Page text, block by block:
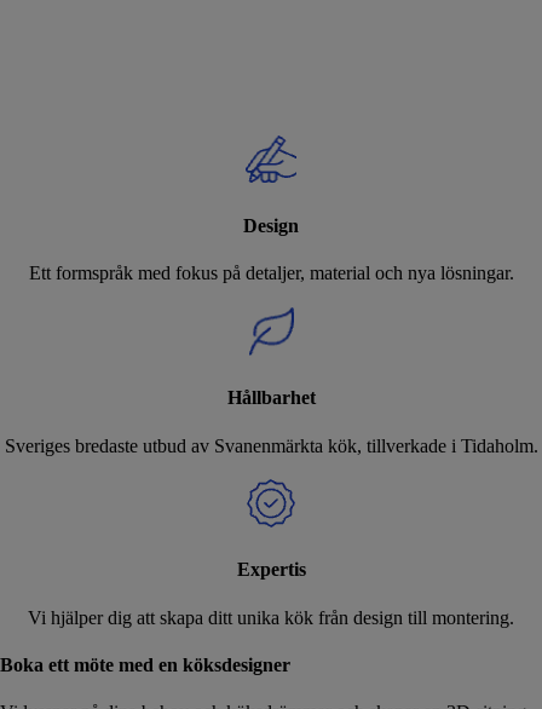
Design
Ett formspråk med fokus på detaljer, material och nya lösningar.
Hållbarhet
Sveriges bredaste utbud av Svanenmärkta kök, tillverkade i Tidaholm.
Expertis
Vi hjälper dig att skapa ditt unika kök från design till montering.
Boka ett möte med en köksdesigner